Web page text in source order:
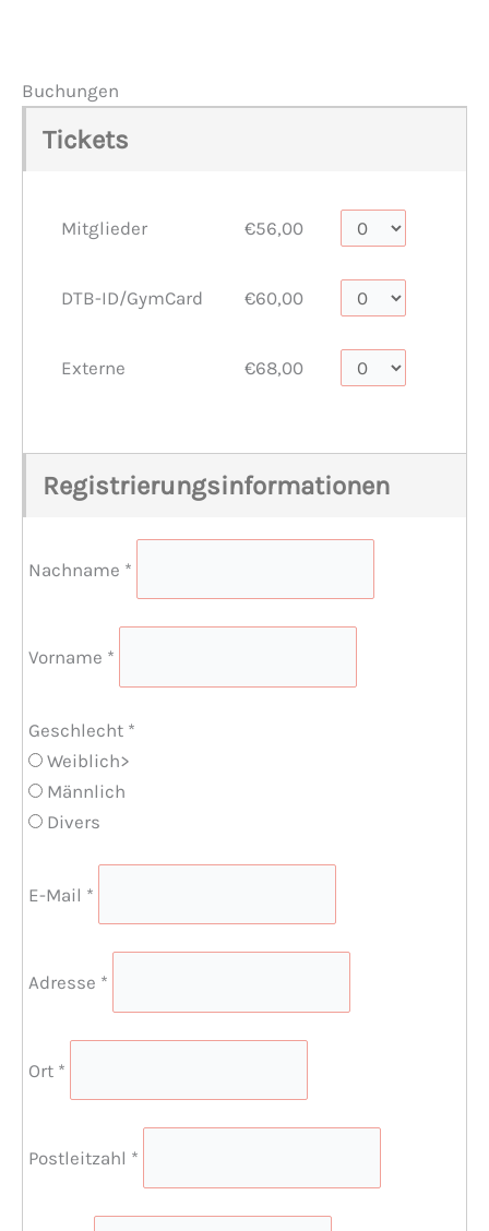
Buchungen
Tickets
Mitglieder €56,00
DTB-ID/GymCard €60,00
Externe €68,00
Registrierungsinformationen
Nachname *
Vorname *
Geschlecht *
Weiblich>
Männlich
Divers
E-Mail *
Adresse *
Ort *
Postleitzahl *